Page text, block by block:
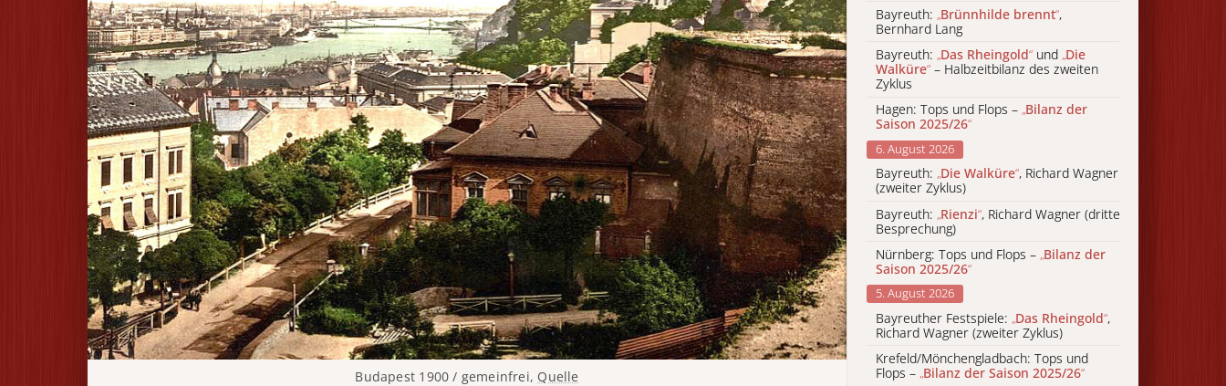
Budapest 1900 / gemeinfrei, Quelle
Bayreuth: „Brünnhilde brennt“,
Bernhard Lang
Bayreuth: „Das Rheingold“ und „Die
Walküre“ – Halbzeitbilanz des zweiten
Zyklus
Hagen: Tops und Flops – „Bilanz der
Saison 2025/26“
6. August 2026
Bayreuth: „Die Walküre“, Richard Wagner
(zweiter Zyklus)
Bayreuth: „Rienzi“, Richard Wagner (dritte
Besprechung)
Nürnberg: Tops und Flops – „Bilanz der
Saison 2025/26“
5. August 2026
Bayreuther Festspiele: „Das Rheingold“,
Richard Wagner (zweiter Zyklus)
Krefeld/Mönchengladbach: Tops und
Flops – „Bilanz der Saison 2025/26“